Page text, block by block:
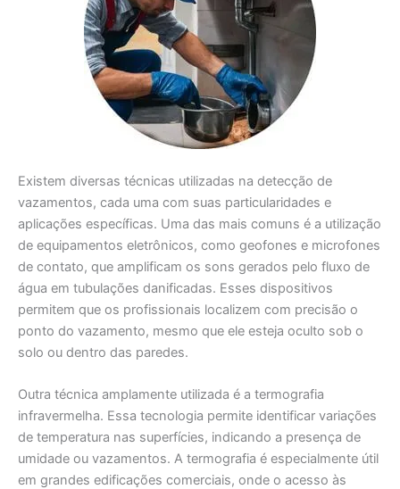
Existem diversas técnicas utilizadas na detecção de
vazamentos, cada uma com suas particularidades e
aplicações específicas. Uma das mais comuns é a utilização
de equipamentos eletrônicos, como geofones e microfones
de contato, que amplificam os sons gerados pelo fluxo de
água em tubulações danificadas. Esses dispositivos
permitem que os profissionais localizem com precisão o
ponto do vazamento, mesmo que ele esteja oculto sob o
solo ou dentro das paredes.
Outra técnica amplamente utilizada é a termografia
infravermelha. Essa tecnologia permite identificar variações
de temperatura nas superfícies, indicando a presença de
umidade ou vazamentos. A termografia é especialmente útil
em grandes edificações comerciais, onde o acesso às